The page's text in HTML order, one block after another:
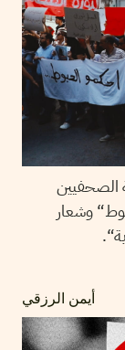
الصحفيين
وشعار
أيمن الرزقي